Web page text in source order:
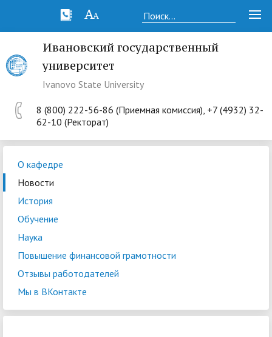
Ивановский государственный
университет
Ivanovo State University
8 (800) 222-56-86 (Приемная комиссия), +7 (4932) 32-
62-10 (Ректорат)
О кафедре
Новости
История
Обучение
Наука
Повышение финансовой грамотности
Отзывы работодателей
Мы в ВКонтакте